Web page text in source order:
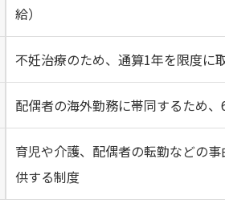
給）
不妊治療のため、通算1年を限度に
配偶者の海外勤務に帯同するため
育児や介護、配偶者の転勤などの
供する制度